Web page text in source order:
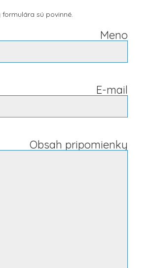
sú povinné.
Meno
E-mail
Obsah pripomienky